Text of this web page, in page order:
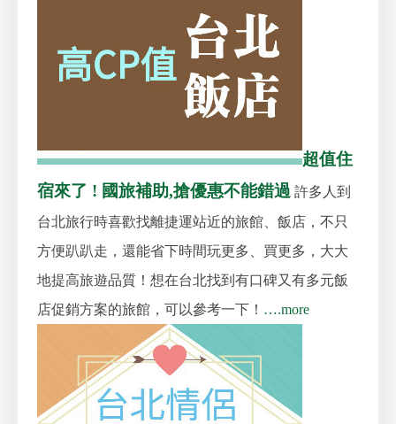
超值住
宿來了 ! 國旅補助,搶優惠不能錯過 許多人到
台北旅行時喜歡找離捷運站近的旅館、飯店，不只
方便趴趴走，還能省下時間玩更多、買更多，大大
地提高旅遊品質！想在台北找到有口碑又有多元飯
店促銷方案的旅館，可以參考一下！ ….more